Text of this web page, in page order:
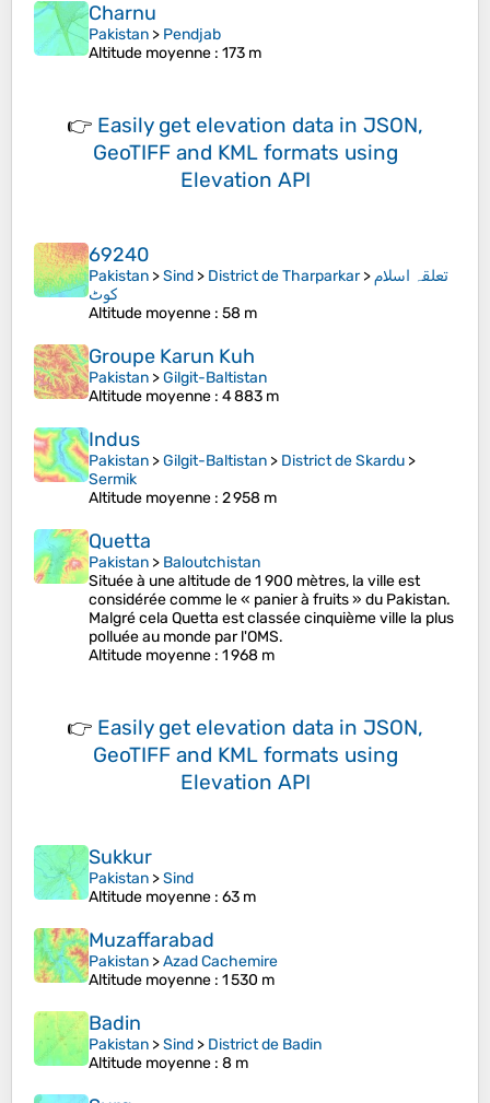
Charnu
Pakistan > Pendjab
Altitude moyenne : 173 m
👉 Easily get elevation data in JSON,
GeoTIFF and KML formats using
Elevation API
69240
Pakistan >Sind > District de Tharparkar>تعلقہ اسلام
کوٹ
Altitude moyenne : 58 m
Groupe Karun Kuh
Pakistan >Gilgit-Baltistan
Altitude moyenne : 4 883 m
Indus
Pakistan >Gilgit-Baltistan > District de Skardu >
Sermik
Altitude moyenne : 2 958 m
Quetta
Pakistan > Baloutchistan
Située à une altitude de 1 900 mètres, la ville est
considérée comme le « panier à fruits » du Pakistan.
Malgré cela Quetta est classée cinquième ville la plus
polluée au monde par l'OMS.
Altitude moyenne : 1 968 m
👉 Easily get elevation data in JSON,
GeoTIFF and KML formats using
Elevation API
Sukkur
Pakistan >Sind
Altitude moyenne : 63 m
Muzaffarabad
Pakistan >Azad Cachemire
Altitude moyenne : 1 530 m
Badin
Pakistan >Sind > District de Badin
Altitude moyenne : 8 m